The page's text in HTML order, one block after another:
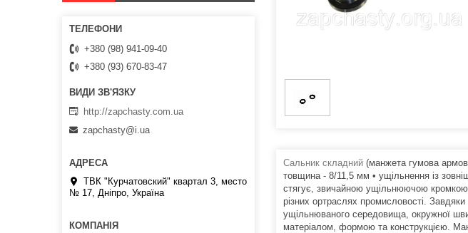
Сальник складний (манжета гумова
товщина - 8/11,5 мм • ущільнення із
стягує, звичайною ущільнюючою
різних ортраслях промисловості. Завдяки
ущільнюваного середовища, окружної
матеріалом, формою та конструкцією.
+380 (98) 941-09-40
+380 (93) 670-83-47
http://zapchasty.com.ua
zapchasty@i.ua
ТВК "Курчатовский" квартал 3, место
№ 17, Дніпро, Україна